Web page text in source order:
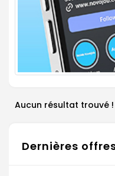
Aucun résultat trouvé !
Dernières